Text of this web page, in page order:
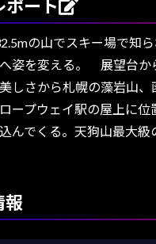
ポート
の山でスキー場で知
姿を変える。 展望台か
しさから札幌の藻岩山
ープウェイ駅の屋上に位
んでくる。天狗山最大
報